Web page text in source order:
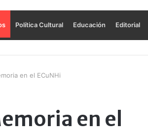
Política Cultural Educación Editorial
en el ECuNHi
en el